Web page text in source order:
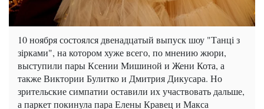
10 ноября состоялся двенадцатый выпуск шоу "Танці з
зірками", на котором хуже всего, по мнению жюри,
выступили пары Ксении Мишиной и Жени Кота, а
также Виктории Булитко и Дмитрия Дикусара. Но
зрительские симпатии оставили их участвовать дальше,
а паркет покинула пара Елены Кравец и Макса